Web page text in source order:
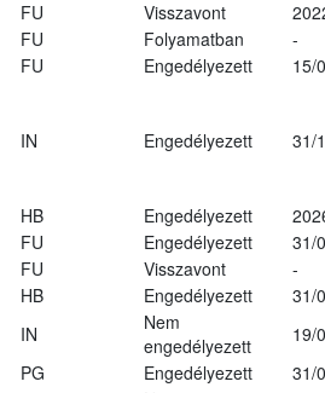
FU Visszavont
FU Folyamatban
-
FU Engedélyezett
15/
IN Engedélyezett 31/
HB Engedélyezett
FU Engedélyezett
31/
FU Visszavont
-
HB Engedélyezett
31/
IN
Nem
engedélyezett
19/
PG Engedélyezett
31/